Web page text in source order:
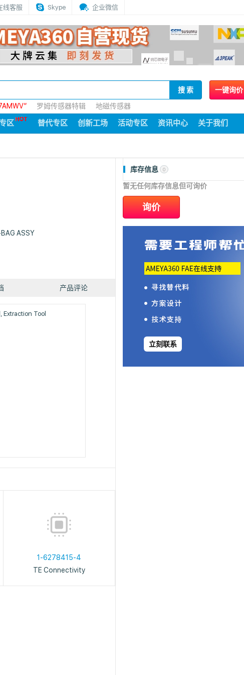
线客服 Skype 企业微信
一键询价
搜 索
罗姆传感器特辑 地磁传感器
区 替代专区 创新工场 活动专区 资讯中心 关于我们
ASSY
产品评论
Extraction Tool
1-6278415-4
TE Connectivity
库存信息 0
暂无任何库存信息但可询价
询价
立刻联系